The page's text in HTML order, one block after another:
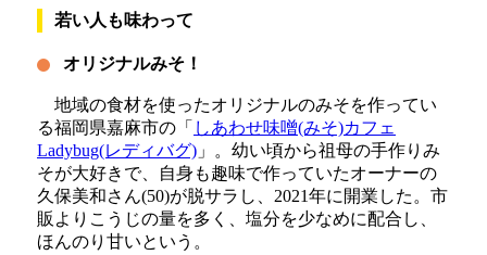
若い人も味わって
オリジナルみそ！
地域の食材を使ったオリジナルのみそを作ってい
る福岡県嘉麻市の「 しあわせ味噌(みそ)カフェ
Ladybug(レディバグ) 」。幼い頃から祖母の手作りみ
そが大好きで、自身も趣味で作っていたオーナーの
久保美和さん(50)が脱サラし、2021年に開業した。市
販よりこうじの量を多く、塩分を少なめに配合し、
ほんのり甘いという。